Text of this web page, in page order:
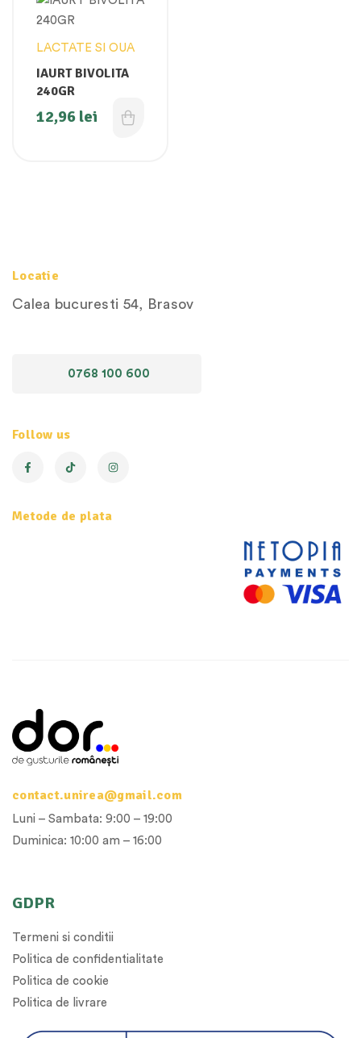
LACTATE SI OUA
IAURT BIVOLITA
240GR
12,96 lei
Locatie
Calea bucuresti 54, Brasov
0768 100 600
Follow us
Metode de plata
GDPR
Termeni si conditii
Politica de confidentialitate
Politica de cookie
Politica de livrare
contact.unirea@gmail.com
Luni – Sambata: 9:00 – 19:00
Duminica: 10:00 am – 16:00